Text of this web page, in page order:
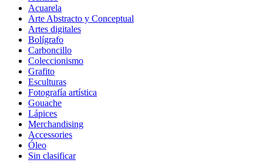
Acuarela
Arte Abstracto y Conceptual
Artes digitales
Bolígrafo
Carboncillo
Coleccionismo
Grafito
Esculturas
Fotografía artística
Gouache
Lápices
Merchandising
Accessories
Óleo
Sin clasificar